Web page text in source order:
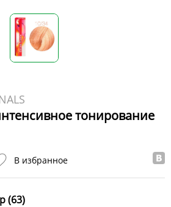
тонирование
В избранное
(63)